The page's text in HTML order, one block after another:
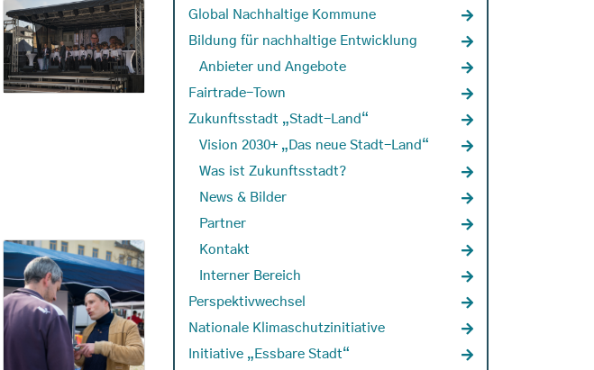
Global Nachhaltige Kommune
Bildung für nachhaltige Entwicklung
Anbieter und Angebote
Fairtrade-Town
Zukunftsstadt „Stadt-Land“
Vision 2030+ „Das neue Stadt-Land“
Was ist Zukunftsstadt?
News & Bilder
Partner
Kontakt
Interner Bereich
Perspektivwechsel
Nationale Klimaschutzinitiative
Initiative „Essbare Stadt“